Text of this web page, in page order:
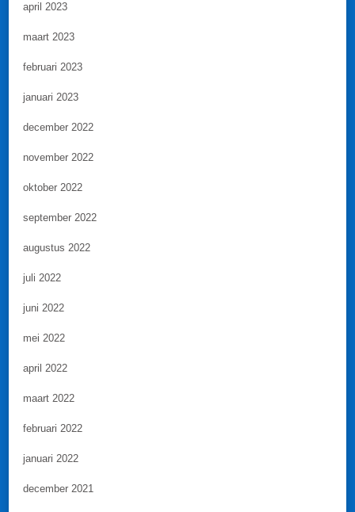
april 2023
maart 2023
februari 2023
januari 2023
december 2022
november 2022
oktober 2022
september 2022
augustus 2022
juli 2022
juni 2022
mei 2022
april 2022
maart 2022
februari 2022
januari 2022
december 2021